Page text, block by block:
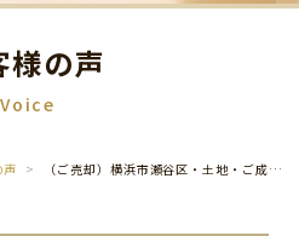
様の声
Voice
声 （ご売却）横浜市瀬谷区・土地・ご成約（令和５年３月） Ｔ ・ Ｓ 様